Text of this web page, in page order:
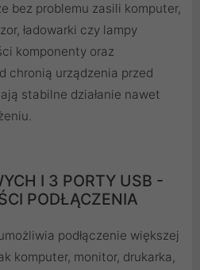
bez problemu zasili komputer,
ładowarki czy lampy
komponenty oraz
chronią urządzenia przed
stabilne działanie nawet
I 3 PORTY USB -
PODŁĄCZENIA
podłączenie większej
komputer, monitor, drukarka,